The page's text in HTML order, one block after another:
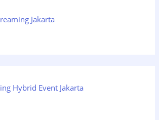
Jakarta
Hybrid Event Jakarta